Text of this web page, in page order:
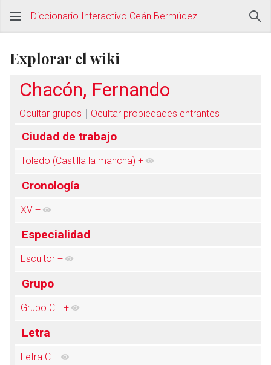
Diccionario Interactivo Ceán Bermúdez
Explorar el wiki
Chacón, Fernando
Ocultar grupos Ocultar propiedades entrantes
Ciudad de trabajo
Toledo (Castilla la mancha) +
Cronología
XV +
Especialidad
Escultor +
Grupo
Grupo CH +
Letra
Letra C +